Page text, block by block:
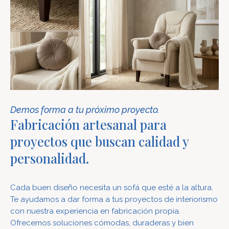
Demos forma a tu próximo proyecto.
Fabricación artesanal para
proyectos que buscan calidad y
personalidad.
Cada buen diseño necesita un sofá que esté a la altura.
Te ayudamos a dar forma a tus proyectos de interiorismo
con nuestra experiencia en fabricación propia.
Ofrecemos soluciones cómodas, duraderas y bien